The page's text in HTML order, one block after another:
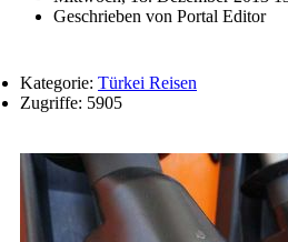
Geschrieben von Portal Editor
Kategorie: Türkei Reisen
Zugriffe: 5905